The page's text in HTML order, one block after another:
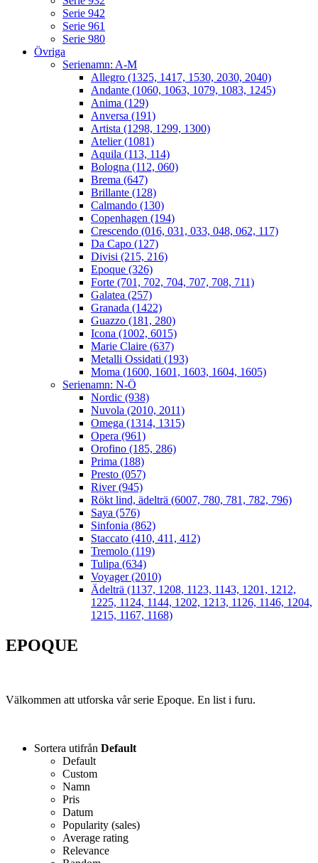
Serie 942
Serie 961
Serie 980
Övriga
Serienamn: A-M
Allegro (1325, 1417, 1530, 2030, 2040)
Andante (1060, 1063, 1079, 1083, 1245)
Anima (129)
Anversa (191)
Artista (1298, 1299, 1300)
Atelier (1081)
Aquila (113, 114)
Bologna (112, 060)
Brema (647)
Brillante (128)
Calmando (130)
Copenhagen (194)
Crescendo (016, 031, 033, 048, 062, 117)
Da Capo (127)
Divisi (215, 216)
Epoque (326)
Forte (701, 702, 704, 707, 708, 711)
Galatea (257)
Granada (1422)
Guazzo (181, 280)
Icona (1002, 6015)
Marie Claire (637)
Metalli Ossidati (193)
Moma (1600, 1601, 1603, 1604, 1605)
Serienamn: N-Ö
Nordic (938)
Nuvola (2010, 2011)
Omega (1314, 1315)
Opera (961)
Orofino (185, 286)
Prima (188)
Presto (057)
River (945)
Rökt lind, ädelträ (6007, 780, 781, 782, 796)
Saya (576)
Sinfonia (862)
Staccato (410, 411, 412)
Tremolo (119)
Tulipa (634)
Voyager (2010)
Ädelträ (1137, 1208, 1123, 1143, 1201, 1212,
1225, 1124, 1144, 1202, 1213, 1126, 1146, 1204,
1215, 1167, 1168)
EPOQUE
Välkommen att utforska vår serie Epoque. En list i furu.
Sortera utifrån Default
Default
Custom
Namn
Pris
Datum
Popularity (sales)
Average rating
Relevance